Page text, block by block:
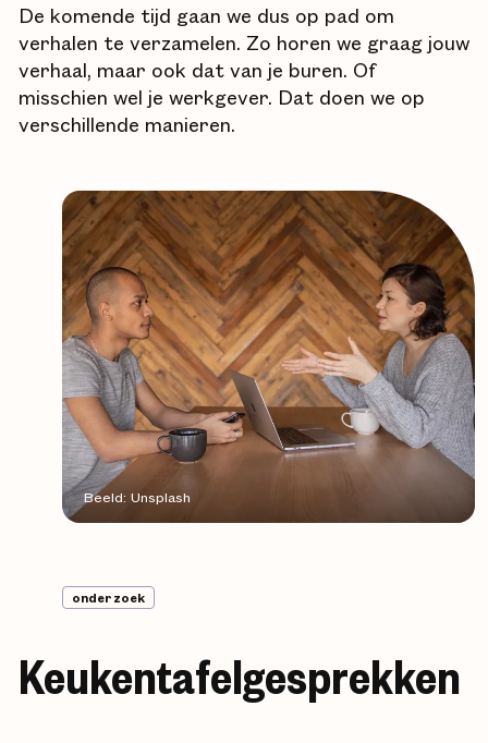
De komende tijd gaan we dus op pad om
verhalen te verzamelen. Zo horen we graag jouw
verhaal, maar ook dat van je buren. Of
misschien wel je werkgever. Dat doen we op
verschillende manieren.
Beeld: Unsplash
onderzoek
Keukentafelgesprekken